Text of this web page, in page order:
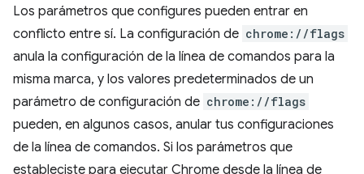
Los parámetros que configures pueden entrar en
conflicto entre sí. La configuración de chrome://flags
anula la configuración de la línea de comandos para la
misma marca, y los valores predeterminados de un
parámetro de configuración de chrome://flags
pueden, en algunos casos, anular tus configuraciones
de la línea de comandos. Si los parámetros que
estableciste para ejecutar Chrome desde la línea de